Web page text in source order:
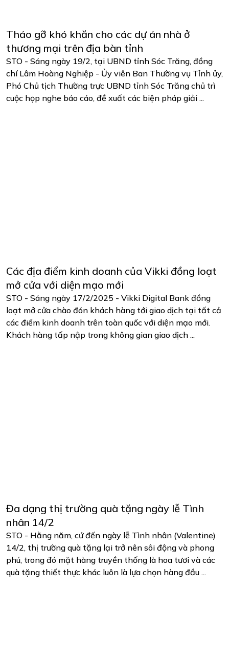
Tháo gỡ khó khăn cho các dự án nhà ở
thương mại trên địa bàn tỉnh
STO - Sáng ngày 19/2, tại UBND tỉnh Sóc Trăng, đồng
chí Lâm Hoàng Nghiệp - Ủy viên Ban Thường vụ Tỉnh ủy,
Phó Chủ tịch Thường trực UBND tỉnh Sóc Trăng chủ trì
cuộc họp nghe báo cáo, đề xuất các biện pháp giải ...
Các địa điểm kinh doanh của Vikki đồng loạt
mở cửa với diện mạo mới
STO - Sáng ngày 17/2/2025 - Vikki Digital Bank đồng
loạt mở cửa chào đón khách hàng tới giao dịch tại tất cả
các điểm kinh doanh trên toàn quốc với diện mạo mới.
Khách hàng tấp nập trong không gian giao dịch ...
Đa dạng thị trường quà tặng ngày lễ Tình
nhân 14/2
STO - Hằng năm, cứ đến ngày lễ Tình nhân (Valentine)
14/2, thị trường quà tặng lại trở nên sôi động và phong
phú, trong đó mặt hàng truyền thống là hoa tươi và các
quà tặng thiết thực khác luôn là lựa chọn hàng đầu ...